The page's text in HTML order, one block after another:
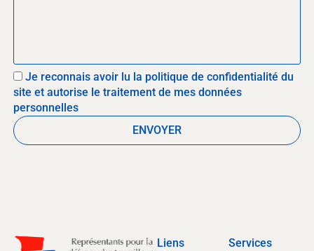
Je reconnais avoir lu la politique de confidentialité du
site et autorise le traitement de mes données
personnelles
Liens
Services